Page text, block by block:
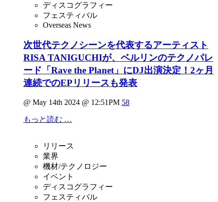
ディスコグラフィー
フェスティバル
Overseas News
次世代テクノシーンを代表するアーティスト
RISA TANIGUCHIが、ベルリンのテクノパレ
ード「Rave the Planet」にDJ出演決定！2ヶ⽉
連続でのEPリリースも発表
@ May 14th 2024 @ 12:51PM 58
もっと読む …
リリース
業界
機材/テクノロジー
イベント
ディスコグラフィー
フェスティバル